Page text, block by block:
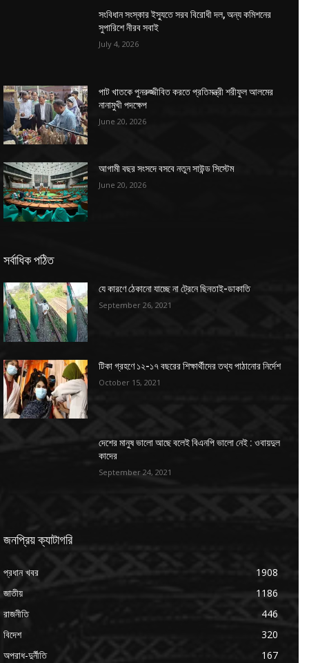
সংবিধান সংস্কার ইস্যুতে সরব বিরোধী দল, অন্য কমিশনের
সুপারিশে নীরব সবাই
July 4, 2026
পাট খাতকে পুনরুজ্জীবিত করতে প্রতিমন্ত্রী শরীফুল আলমের
নানামুখী পদক্ষেপ
June 20, 2026
আগামী বছর সংসদে বসবে নতুন সাউন্ড সিস্টেম
June 20, 2026
সর্বাধিক পঠিত
যে কারণে ঠেকানো যাচ্ছে না ট্রেনে ছিনতাই-ডাকাতি
September 26, 2021
টিকা গ্রহণে ১২-১৭ বছরের শিক্ষার্থীদের তথ্য পাঠানোর নির্দেশ
October 15, 2021
দেশের মানুষ ভালো আছে বলেই বিএনপি ভালো নেই : ওবায়দুল
কাদের
September 24, 2021
জনপ্রিয় ক্যাটাগরি
প্রধান খবর
1908
জাতীয়
1186
রাজনীতি
446
বিদেশ
320
অপরাধ-দুর্নীতি
167